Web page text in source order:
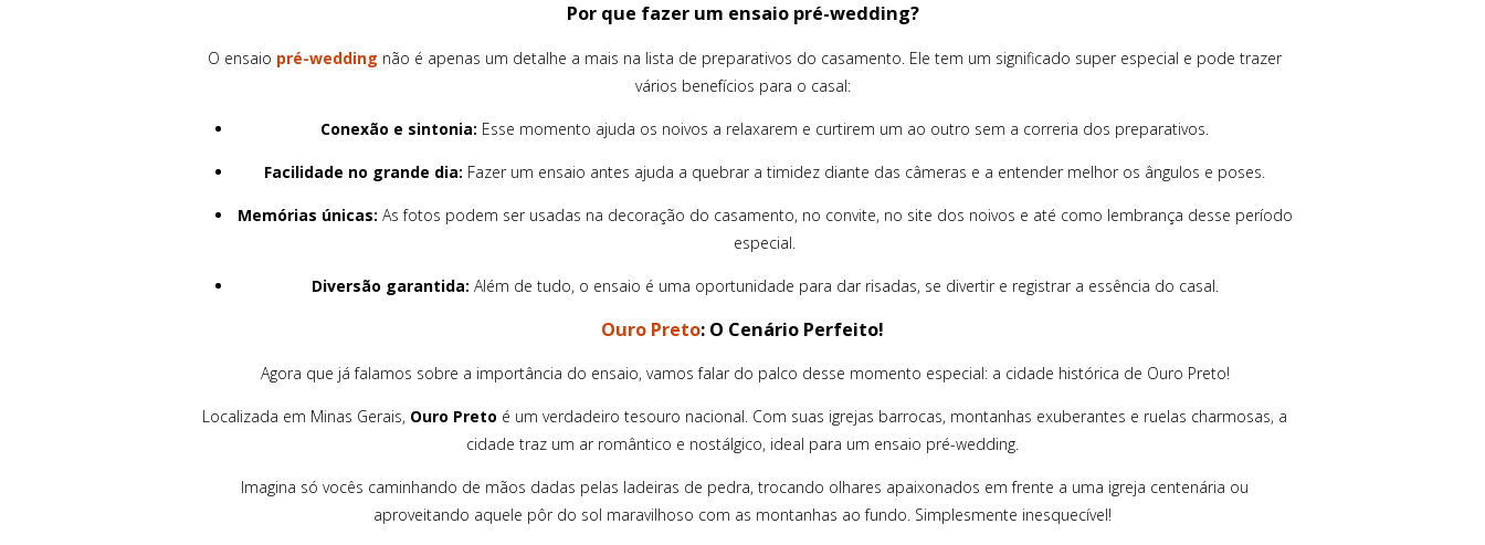
Por que fazer um ensaio pré-wedding?
O ensaio pré-wedding não é apenas um detalhe a mais na lista de preparativos do casamento. Ele tem um significado super especial e pode trazer
vários benefícios para o casal:
Conexão e sintonia: Esse momento ajuda os noivos a relaxarem e curtirem um ao outro sem a correria dos preparativos.
Facilidade no grande dia: Fazer um ensaio antes ajuda a quebrar a timidez diante das câmeras e a entender melhor os ângulos e poses.
Memórias únicas: As fotos podem ser usadas na decoração do casamento, no convite, no site dos noivos e até como lembrança desse período
especial.
Diversão garantida: Além de tudo, o ensaio é uma oportunidade para dar risadas, se divertir e registrar a essência do casal.
Ouro Preto: O Cenário Perfeito!
Agora que já falamos sobre a importância do ensaio, vamos falar do palco desse momento especial: a cidade histórica de Ouro Preto!
Localizada em Minas Gerais, Ouro Preto é um verdadeiro tesouro nacional. Com suas igrejas barrocas, montanhas exuberantes e ruelas charmosas, a
cidade traz um ar romântico e nostálgico, ideal para um ensaio pré-wedding.
Imagina só vocês caminhando de mãos dadas pelas ladeiras de pedra, trocando olhares apaixonados em frente a uma igreja centenária ou
aproveitando aquele pôr do sol maravilhoso com as montanhas ao fundo. Simplesmente inesquecível!